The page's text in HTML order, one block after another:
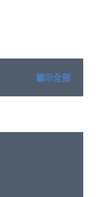
顯示全部